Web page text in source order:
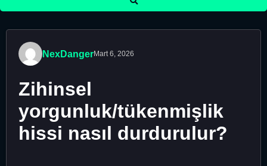
NexDangerMart 6, 2026
Zihinsel
yorgunluk/tükenmişlik
hissi nasıl durdurulur?